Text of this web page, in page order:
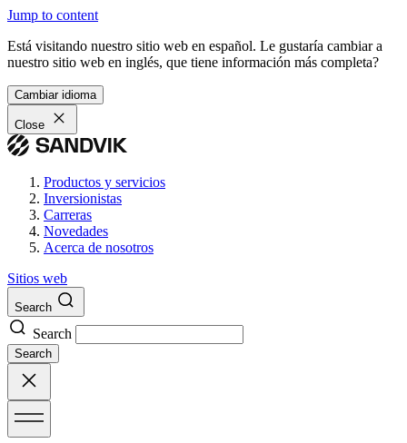
Jump to content
Está visitando nuestro sitio web en español. Le gustaría cambiar a
nuestro sitio web en inglés, que tiene información más completa?
Cambiar idioma
Close
Productos y servicios
Inversionistas
Carreras
Novedades
Acerca de nosotros
Sitios web
Search
Search
Search